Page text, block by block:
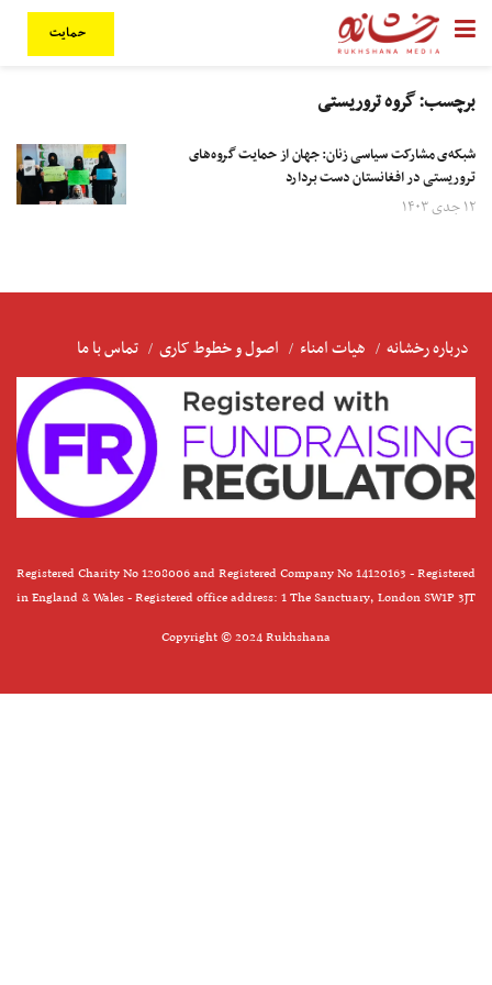
حمایت
برچسب:گروه تروریستی
شبکه‌ی مشارکت سیاسی زنان: جهان از حمایت گروه‌های
تروریستی در افغانستان دست بردارد
۱۲ جدی ۱۴۰۳
درباره رخشانه هیات امناء اصول و خطوط کاری تماس با ما
Registered Charity No 1208006 and Registered Company No 14120163 - Registered
in England & Wales - Registered office address: 1 The Sanctuary, London SW1P 3JT
Copyright © 2024 Rukhshana